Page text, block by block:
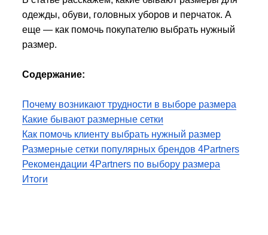
одежды, обуви, головных уборов и перчаток. А
еще — как помочь покупателю выбрать нужный
размер.
Содержание:
Почему возникают трудности в выборе размера
Какие бывают размерные сетки
Как помочь клиенту выбрать нужный размер
Размерные сетки популярных брендов 4Partners
Рекомендации 4Partners по выбору размера
Итоги